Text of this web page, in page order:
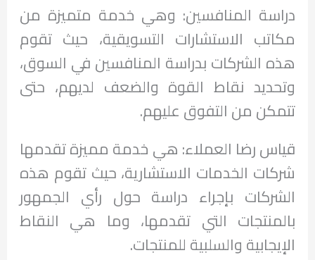
دراسة المنافسين: وهي خدمة متميزة من
مكاتب الاستشارات التسويقية، حيث تقوم
هذه الشركات بدراسة المنافسين في السوق،
وتحديد نقاط القوة والضعف لديهم، حتى
تتمكن من التفوق عليهم.
قياس رضا العملاء: هي خدمة مميزة تقدمها
شركات الخدمات الاستشارية، حيث تقوم هذه
الشركات بإجراء دراسة حول رأي الجمهور
بالمنتجات التي تقدمها، وما هي النقاط
الإيجابية والسلبية للمنتجات.